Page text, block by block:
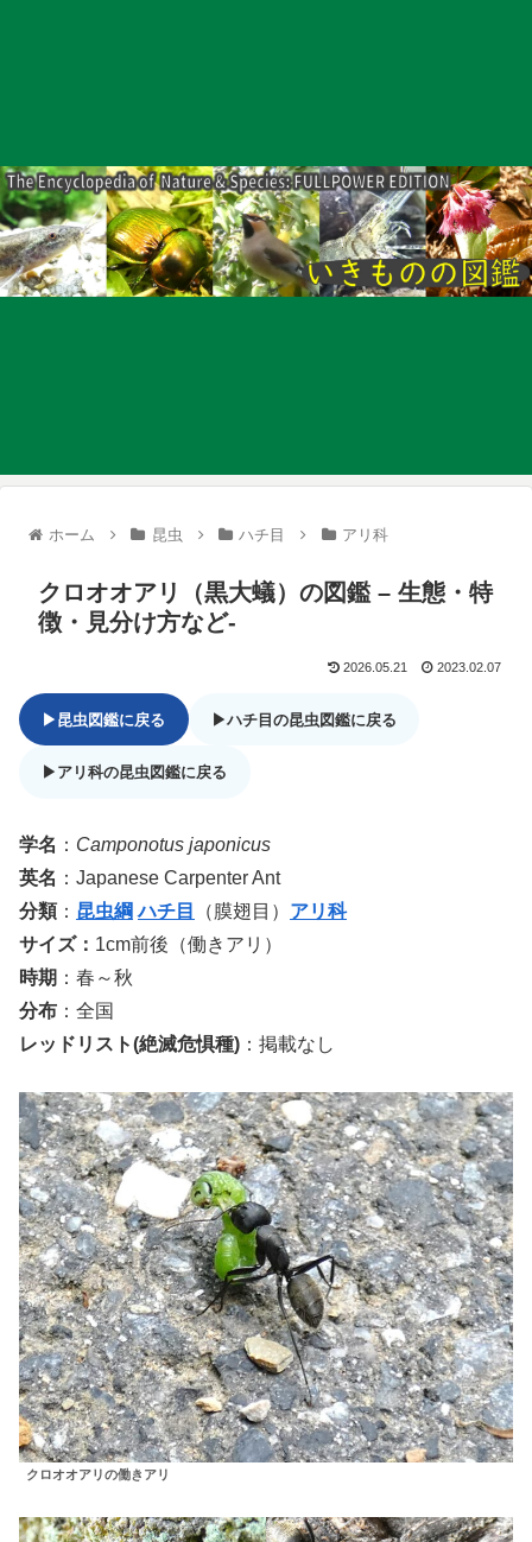
ホーム 昆虫 ハチ目 アリ科
クロオオアリ（黒大蟻）の図鑑 – 生態・特
徴・見分け方など-
2026.05.21 2023.02.07
▶昆虫図鑑に戻る ▶ハチ目の昆虫図鑑に戻る
▶アリ科の昆虫図鑑に戻る
学名 ： Camponotus japonicus
英名 ：Japanese Carpenter Ant
分類： 昆虫綱 ハチ目 （膜翅目） アリ科
サイズ： 1cm前後（働きアリ）
時期 ：春～秋
分布 ：全国
レッドリスト(絶滅危惧種) ：掲載なし
クロオオアリの働きアリ